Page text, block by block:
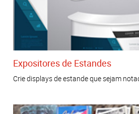
Expositores de Estandes
Crie displays de estande que sejam